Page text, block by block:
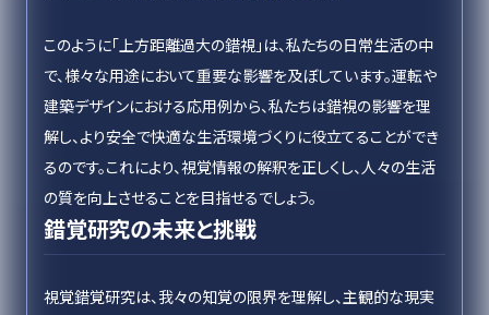
このように「上方距離過大の錯視」は、私たちの日常生活の中
で、様々な用途において重要な影響を及ぼしています。運転や
建築デザインにおける応用例から、私たちは錯視の影響を理
解し、より安全で快適な生活環境づくりに役立てることができ
るのです。これにより、視覚情報の解釈を正しくし、人々の生活
の質を向上させることを目指せるでしょう。
錯覚研究の未来と挑戦
視覚錯覚研究は、我々の知覚の限界を理解し、主観的な現実